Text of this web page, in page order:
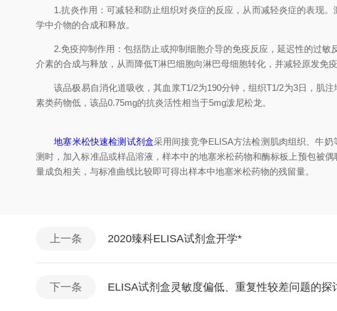
1.抗炎作用：可减轻和防止组织对炎症的反应，从而减轻炎症的表现。
学中介物的合成和释放。
2.免疫抑制作用：包括防止或抑制细胞介导的免疫反应，延迟性的过敏
介素的合成与释放，从而降低T淋巴细胞向淋巴母细胞转化，并减轻原发免
该品极易自消化道吸收，其血浆T1/2为190分钟，组织T1/2为3日，肌注
素类药物低，该品0.75mg的抗炎活性相当于5mg泼尼松龙。
地塞米松快速检测试剂盒采用间接竞争ELISA方法检测肌肉组织、牛
测时，加入标准品或样品溶液，样本中的地塞米松药物和酶标板上预包被
量成负相关，与标准曲线比较即可得出样本中地塞米松药物的残留量。
上一条 2020臻科ELISA试剂盒开学*
下一条 ELISA试剂盒灵敏度偏低、重复性较差问题的探